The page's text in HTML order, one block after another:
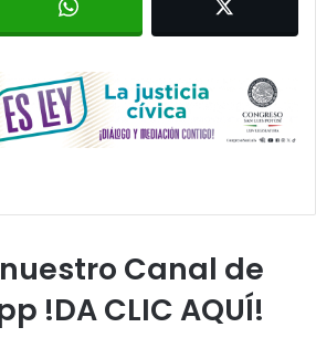
Canal de
!DA CLIC AQUÍ!